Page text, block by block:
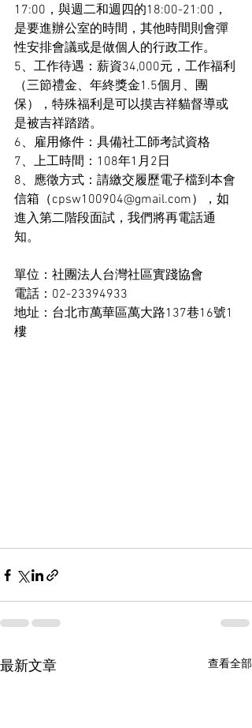
17:00，與週二和週四的18:00-21:00，
是要進辦公室的時間，其他時間則會彈
性安排會議或是做個人的行政工作。
5、工作待遇：薪資34,000元，工作福利
（三節禮金、年終獎金1.5個月、團
保），特殊福利是可以摸吉祥貓督導或
是被吉祥踏踏。
6、雇用條件：具備社工師考試資格
7、上工時間：108年1月2日
8、應徵方式：請繳交履歷電子檔到本會
信箱（cpsw100904@gmail.com），如
進入第二階段面試，我們將再電話通
知。
單位：社團法人台灣社區實踐協會
電話：02-23394933
地址：台北市萬華區萬大路137巷16號1
樓
最新文章 查看全部